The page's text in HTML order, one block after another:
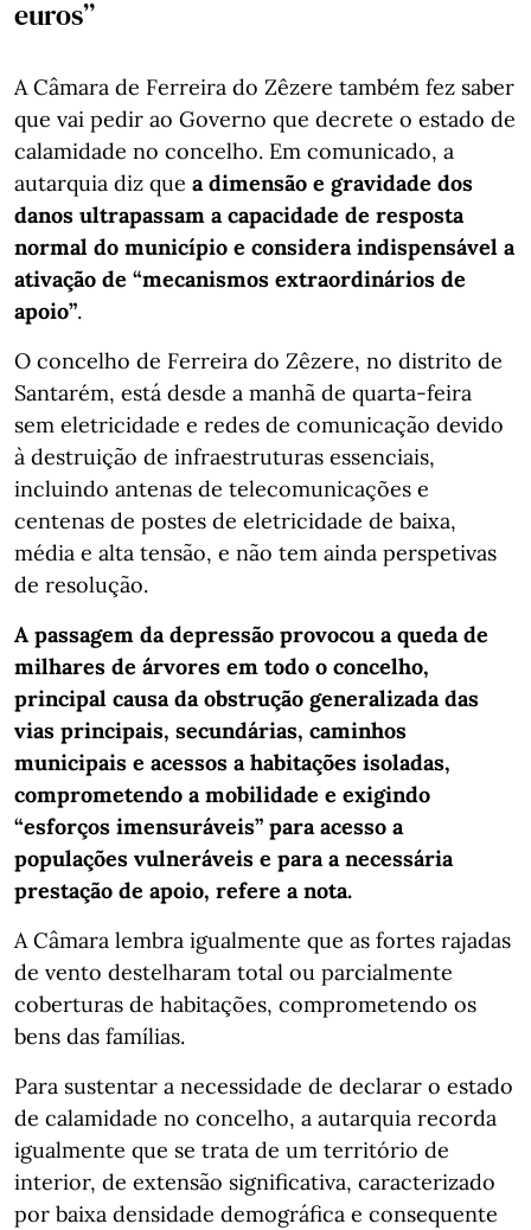
euros”
A Câmara de Ferreira do Zêzere também fez saber
que vai pedir ao Governo que decrete o estado de
calamidade no concelho. Em comunicado, a
autarquia diz que a dimensão e gravidade dos
danos ultrapassam a capacidade de resposta
normal do município e considera indispensável a
ativação de “mecanismos extraordinários de
apoio”.
O concelho de Ferreira do Zêzere, no distrito de
Santarém, está desde a manhã de quarta-feira
sem eletricidade e redes de comunicação devido
à destruição de infraestruturas essenciais,
incluindo antenas de telecomunicações e
centenas de postes de eletricidade de baixa,
média e alta tensão, e não tem ainda perspetivas
de resolução.
A passagem da depressão provocou a queda de
milhares de árvores em todo o concelho,
principal causa da obstrução generalizada das
vias principais, secundárias, caminhos
municipais e acessos a habitações isoladas,
comprometendo a mobilidade e exigindo
“esforços imensuráveis” para acesso a
populações vulneráveis e para a necessária
prestação de apoio, refere a nota.
A Câmara lembra igualmente que as fortes rajadas
de vento destelharam total ou parcialmente
coberturas de habitações, comprometendo os
bens das famílias.
Para sustentar a necessidade de declarar o estado
de calamidade no concelho, a autarquia recorda
igualmente que se trata de um território de
interior, de extensão significativa, caracterizado
por baixa densidade demográfica e consequente